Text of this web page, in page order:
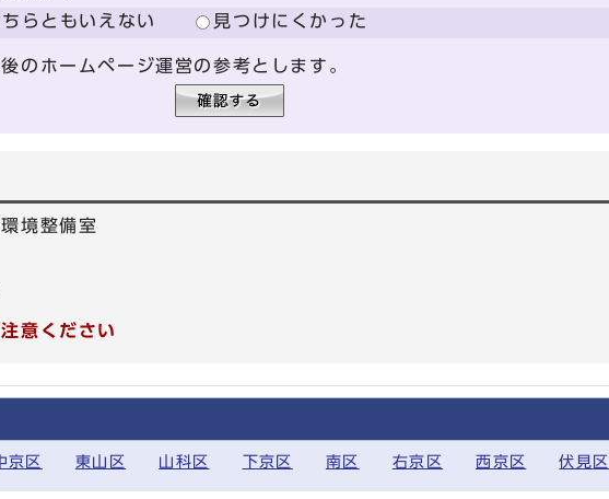
ちらともいえない 見つけにくかった
のホームページ運営の参考とします。
境整備室
意ください
京区 東山区 山科区 下京区 南区 右京区 西京区 伏見区